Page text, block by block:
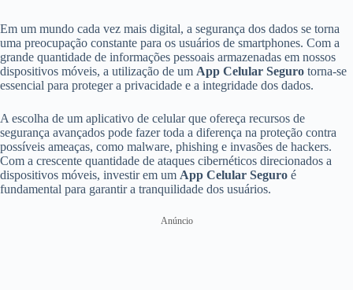
Em um mundo cada vez mais digital, a segurança dos dados se torna
uma preocupação constante para os usuários de smartphones. Com a
grande quantidade de informações pessoais armazenadas em nossos
dispositivos móveis, a utilização de um App Celular Seguro torna-se
essencial para proteger a privacidade e a integridade dos dados.
A escolha de um aplicativo de celular que ofereça recursos de
segurança avançados pode fazer toda a diferença na proteção contra
possíveis ameaças, como malware, phishing e invasões de hackers.
Com a crescente quantidade de ataques cibernéticos direcionados a
dispositivos móveis, investir em um App Celular Seguro é
fundamental para garantir a tranquilidade dos usuários.
Anúncio